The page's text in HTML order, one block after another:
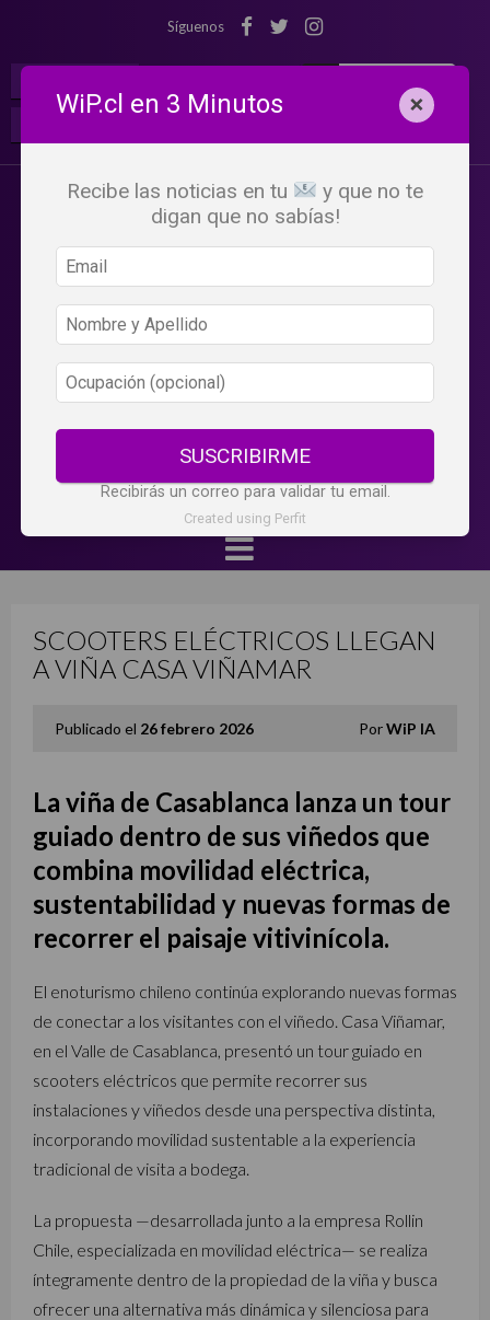
Síguenos
SCOOTERS ELÉCTRICOS LLEGAN
A VIÑA CASA VIÑAMAR
Publicado el 26 febrero 2026 PorWiP IA
La viña de Casablanca lanza un tour
guiado dentro de sus viñedos que
combina movilidad eléctrica,
sustentabilidad y nuevas formas de
recorrer el paisaje vitivinícola.
El enoturismo chileno continúa explorando nuevas formas
de conectar a los visitantes con el viñedo. Casa Viñamar,
en el Valle de Casablanca, presentó un tour guiado en
scooters eléctricos que permite recorrer sus
instalaciones y viñedos desde una perspectiva distinta,
incorporando movilidad sustentable a la experiencia
tradicional de visita a bodega.
La propuesta —desarrollada junto a la empresa Rollin
Chile, especializada en movilidad eléctrica— se realiza
íntegramente dentro de la propiedad de la viña y busca
ofrecer una alternativa más dinámica y silenciosa para
WiP.cl en 3 Minutos ×
Recibe las noticias en tu
y que no te
digan que no sabías!
SUSCRIBIRME
Recibirás un correo para validar tu email.
Created using Perfit